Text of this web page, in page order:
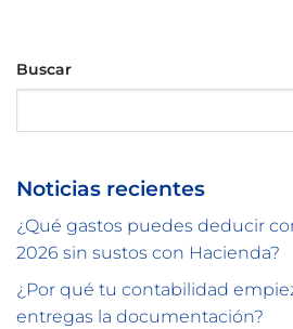
Buscar
Noticias recientes
¿Qué gastos puedes deducir
2026 sin sustos con Hacienda?
¿Por qué tu contabilidad
entregas la documentación?